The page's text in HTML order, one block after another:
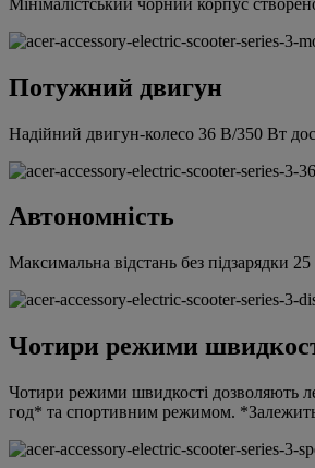
Потужний двигун
Надійний двигун-колесо 36 В/350 Вт
Автономність
Максимальна відстань без підзарядки
Чотири режими
Чотири режими швидкості дозволяють
год* та спортивним режимом. *Залежить